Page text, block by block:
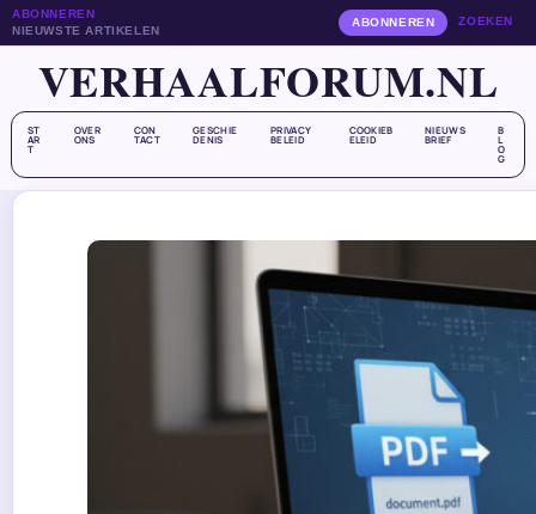
ABONNEREN
NIEUWSTE ARTIKELEN
ABONNEREN ZOEKEN
VERHAALFORUM.NL
ST
AR
T
OVER
ONS
CON
TACT
GESCHIE
DENIS
PRIVACY
BELEID
COOKIEB
ELEID
NIEUWS
BRIEF
B
L
O
G